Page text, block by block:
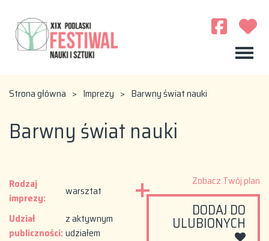
Strona główna > Imprezy > Barwny świat nauki
Barwny świat nauki
Rodzaj
imprezy:
warsztat
Udział
publiczności:
z aktywnym
udziałem
Zobacz Twój plan
DODAJ DO
ULUBIONYCH